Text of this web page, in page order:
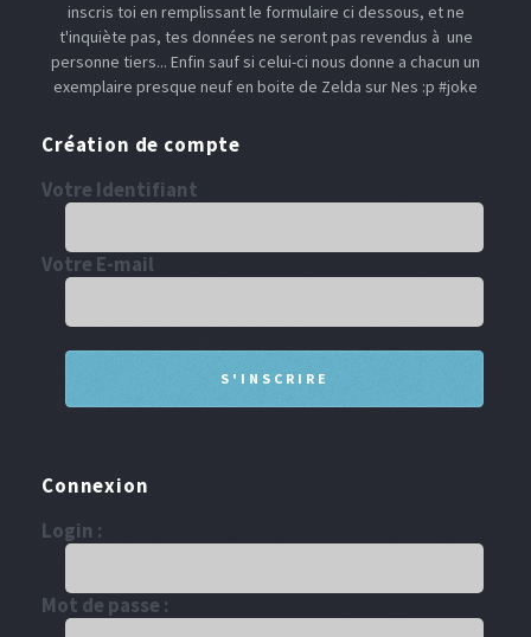
inscris toi en remplissant le formulaire ci dessous, et ne
t'inquiète pas, tes données ne seront pas revendus à une
personne tiers... Enfin sauf si celui-ci nous donne a chacun un
exemplaire presque neuf en boite de Zelda sur Nes :p #joke
Création de compte
Votre Identifiant
Votre E-mail
Connexion
Login :
Mot de passe :